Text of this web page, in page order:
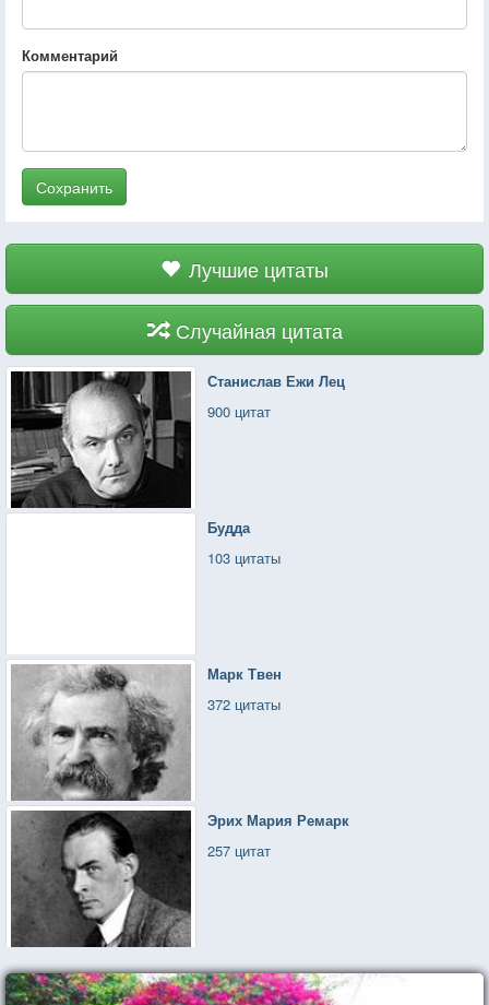
Комментарий
Сохранить
Лучшие цитаты
Случайная цитата
Станислав Ежи Лец
900 цитат
Будда
103 цитаты
Марк Твен
372 цитаты
Эрих Мария Ремарк
257 цитат